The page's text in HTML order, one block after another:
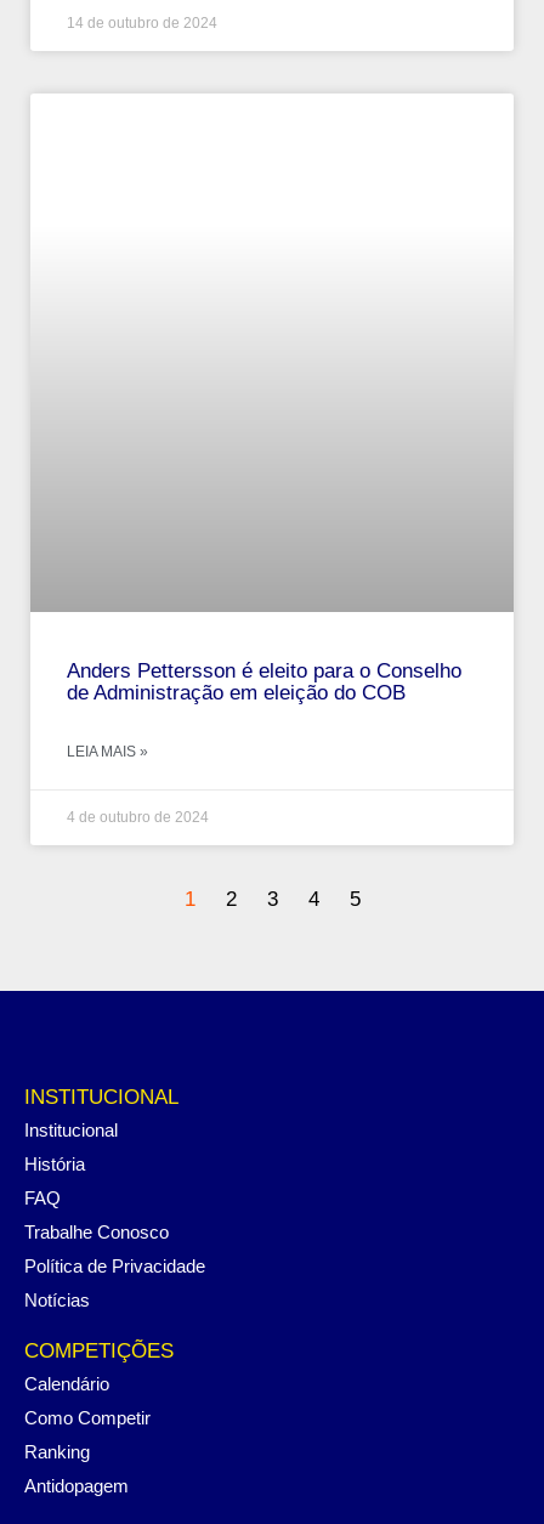
14 de outubro de 2024
Anders Pettersson é eleito para o Conselho
de Administração em eleição do COB
LEIA MAIS »
4 de outubro de 2024
1 2 3 4 5
INSTITUCIONAL
Institucional
História
FAQ
Trabalhe Conosco
Política de Privacidade
Notícias
COMPETIÇÕES
Calendário
Como Competir
Ranking
Antidopagem